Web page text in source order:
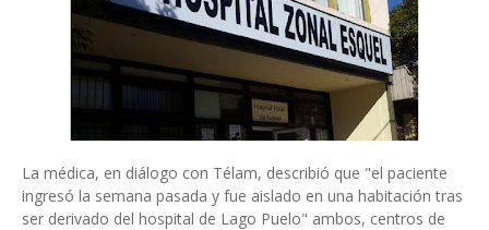
La médica, en diálogo con Télam, describió que "el paciente
ingresó la semana pasada y fue aislado en una habitación tras
ser derivado del hospital de Lago Puelo" ambos, centros de